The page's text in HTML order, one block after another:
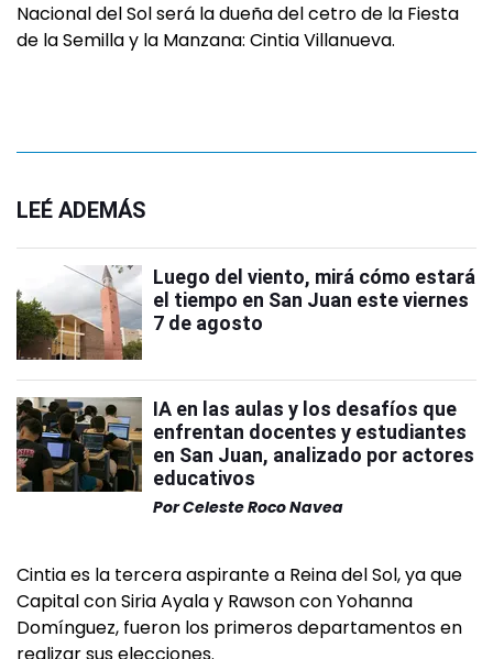
Nacional del Sol será la dueña del cetro de la Fiesta
de la Semilla y la Manzana: Cintia Villanueva.
LEÉ ADEMÁS
Luego del viento, mirá cómo estará
el tiempo en San Juan este viernes
7 de agosto
IA en las aulas y los desafíos que
enfrentan docentes y estudiantes
en San Juan, analizado por actores
educativos
PorCeleste Roco Navea
Cintia es la tercera aspirante a Reina del Sol, ya que
Capital con Siria Ayala y Rawson con Yohanna
Domínguez, fueron los primeros departamentos en